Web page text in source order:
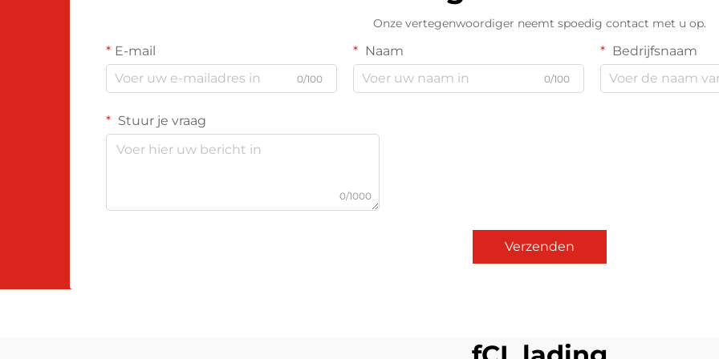
Onze vertegenwoordiger neemt spoedig contact met u op.
E-mail
0/100
Naam
0/100
Bedrijfsnaam
Stuur je vraag
0/1000
Verzenden